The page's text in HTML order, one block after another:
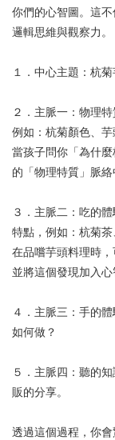
你們的心智圖。這
邏輯思維與觀察力。
１．中心主題：杭
２．主脈一：物理
例如：杭菊顏色、芋
當孩子問你「為什
的「物理特質」脈絡
３．主脈二：吃的
特點，例如：杭菊茶
在品嚐芋頭料理時，
並將這個發現加入心
４．主脈三：手的
如何做？
５．主脈四：聽的
販的分享。
透過這個過程，你